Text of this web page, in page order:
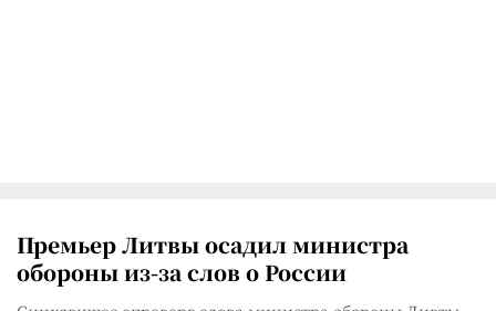
Премьер Литвы осадил министра
обороны из-за слов о России